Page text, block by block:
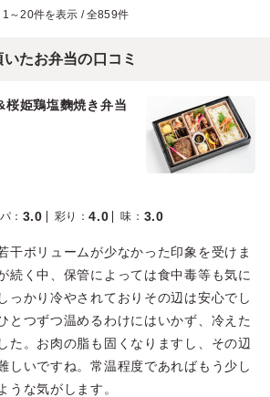
・セミナー›ランチミーティング
1～20件を表示 / 全859件
たお弁当の口コミ
桜姫鶏塩麴焼き弁当
： 3.0 彩り ：4.0 味 ： 3.0
干ボリュームが少なかった印象を受けま
続く中、保管によっては食中毒等も気に
っかり冷やされておりその辺は安心でし
とつずつ温めるわけにはいかず、冷えた
た。お肉の脂も固くなりますし、その辺
しいですね。常温程度であればもう少し
うな気がします。